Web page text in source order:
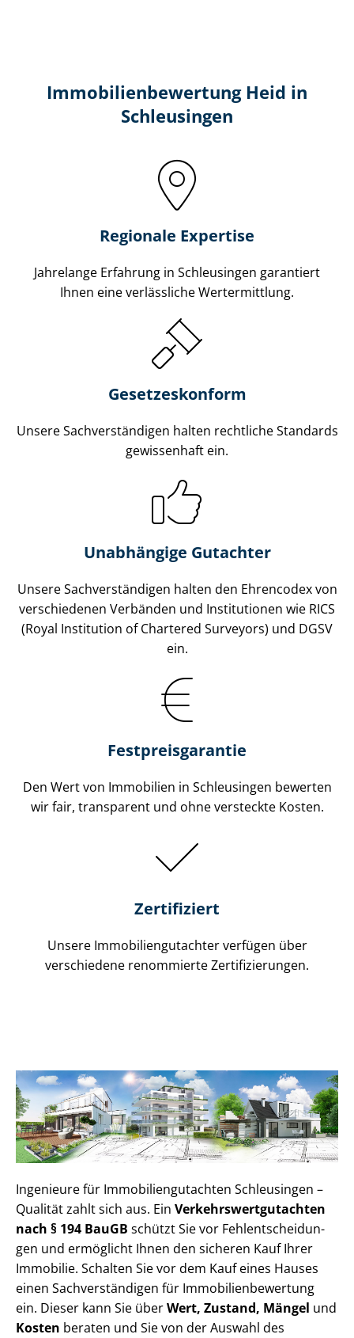
Immobilien­bewertung Heid in
Schleusingen
Regionale Expertise
Jahrelange Erfahrung in Schleusingen garantiert
Ihnen eine verlässliche Wertermittlung.
Gesetzes­konform
Unsere Sach­ver­stän­di­gen halten rechtliche Standards
gewissenhaft ein.
Unabhängige Gutachter
Unsere Sach­ver­stän­di­gen halten den Ehrencodex von
verschiedenen Verbänden und Institutionen wie RICS
(Royal Institution of Chartered Surveyors) und DGSV
ein.
Festpreis​garantie
Den Wert von Immobilien in Schleusingen bewerten
wir fair, transparent und ohne versteckte Kosten.
Zertifiziert
Unsere Immobilien­gutachter verfügen über
verschiedene renommierte Zer­ti­fi­zie­run­gen.
Ingenieure für Im­mo­bi­li­en­gut­ach­ten Schleusingen –
Qualität zahlt sich aus. Ein Ver­kehrs­wert­gut­ach­ten
nach § 194 BauGB schützt Sie vor Fehl­ent­schei­dun­
gen und ermöglicht Ihnen den sicheren Kauf Ihrer
Immobilie. Schalten Sie vor dem Kauf eines Hauses
einen Sach­ver­stän­di­gen für Im­mo­bi­li­en­be­wer­tung
ein. Dieser kann Sie überWert, Zustand, Mängel und
Kosten beraten und Sie von der Auswahl des